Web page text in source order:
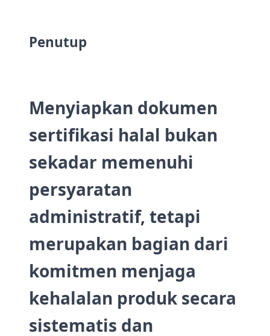
Penutup
Menyiapkan dokumen
sertifikasi halal bukan
sekadar memenuhi
persyaratan
administratif, tetapi
merupakan bagian dari
komitmen menjaga
kehalalan produk secara
sistematis dan